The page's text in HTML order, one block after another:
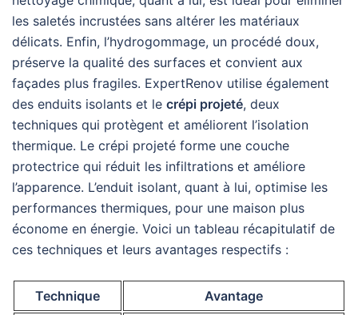
les saletés incrustées sans altérer les matériaux
délicats. Enfin, l’hydrogommage, un procédé doux,
préserve la qualité des surfaces et convient aux
façades plus fragiles. ExpertRenov utilise également
des enduits isolants et le crépi projeté, deux
techniques qui protègent et améliorent l’isolation
thermique. Le crépi projeté forme une couche
protectrice qui réduit les infiltrations et améliore
l’apparence. L’enduit isolant, quant à lui, optimise les
performances thermiques, pour une maison plus
économe en énergie. Voici un tableau récapitulatif de
ces techniques et leurs avantages respectifs :
Technique Avantage